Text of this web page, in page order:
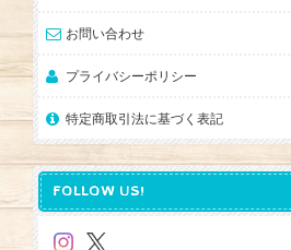
お問い合わせ
プライバシーポリシー
特定商取引法に基づく表記
FOLLOW US!